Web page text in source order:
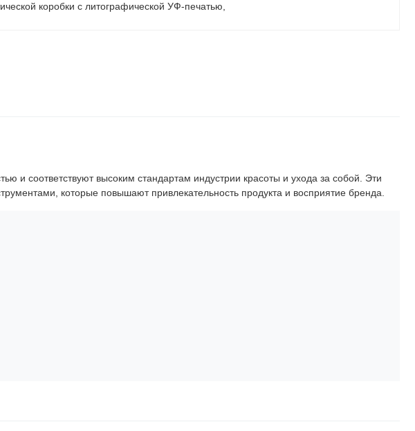
коробки с литографической УФ-печатью
и соответствуют высоким стандартам индустрии красоты и ухода за собой. Эти
которые повышают привлекательность продукта и восприятие бренда.